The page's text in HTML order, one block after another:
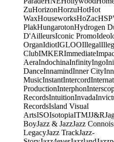
ZuHorizonHorzuHotHot
WaxHouseworksHoZac
PlakHungarotonHydrogen
D'AilleursIconic Promo
OrganIdiotIGLOOIllegal
ClubIMKERImmediate
AeraIndochinaInfinityIngo
DanceInnamindInner City
MusicInstantIntercord
ProductionInterphon
RecordsIntuitionInvada
RecordsIsland Visual
ArtsISOIsotopiaITMJJ&R
BoyJazz & JazzJazz
LegacyJazz TrackJazz-